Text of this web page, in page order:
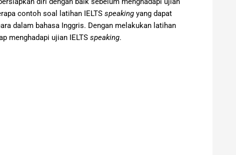
contoh soal latihan IELTS speaking yang dapat
dalam bahasa Inggris. Dengan melakukan latihan
menghadapi ujian IELTS speaking.